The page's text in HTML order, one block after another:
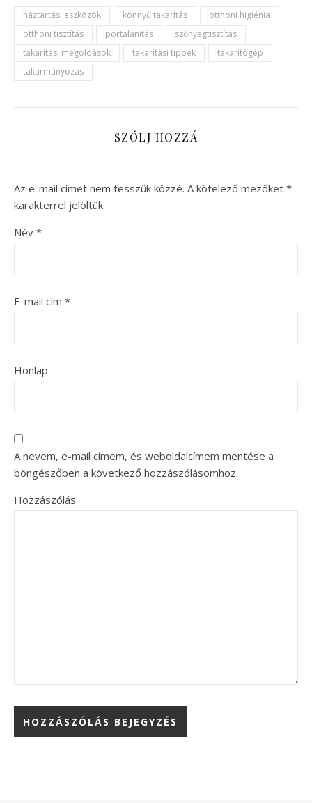
háztartási eszközök könnyű takarítás
otthoni higiénia
otthoni tisztítás
portalanítás
szőnyegtisztítás
takarítási megoldások
takarítási tippek
takarítógép
takarmányozás
SZÓLJ HOZZÁ
Az e-mail címet nem tesszük közzé. A kötelező mezőket *
karakterrel jelöltük
Név *
E-mail cím *
Honlap
A nevem, e-mail címem, és weboldalcímem mentése a
böngészőben a következő hozzászólásomhoz.
Hozzászólás